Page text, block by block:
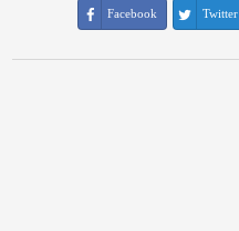
Facebook Twitter